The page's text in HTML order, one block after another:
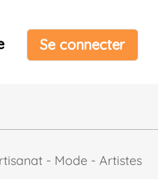
Se connecter
- Mode - Artistes